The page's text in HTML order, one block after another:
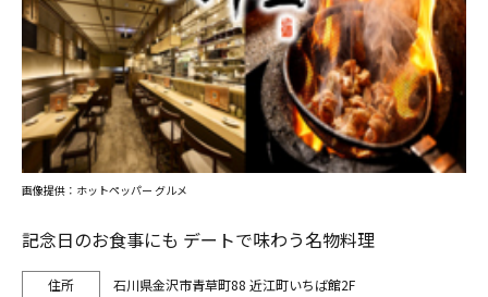
記念日のお食事にも デートで味わう名物料理
石川県金沢市青草町88 近江町いちば館2F
画像提供：ホットペッパー グルメ